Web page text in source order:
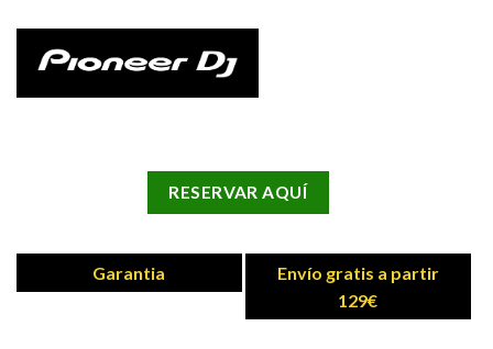
RESERVAR AQUÍ
Garantia
Envío gratis a partir
129€